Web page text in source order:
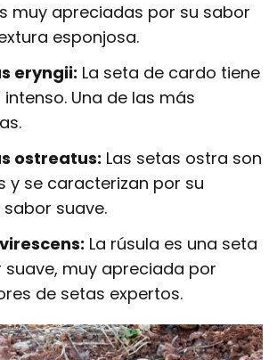
muy apreciadas por su sabor
esponjosa.
eryngii: La seta de cardo tiene
Una de las más
ostreatus: Las setas ostra son
y se caracterizan por su
suave.
La rúsula es una seta
suave, muy apreciada por
de setas expertos.